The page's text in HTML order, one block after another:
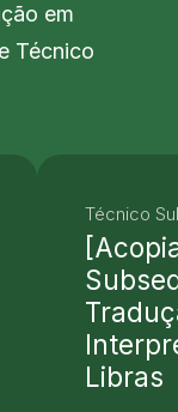
em
Técnico
Técnico
Libras